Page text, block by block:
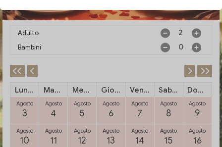
Adulto
Bambini
Lunedi Martedi Mercoledi Giovedi Venerdi Sabato Domenica
Agosto
3
Agosto
4
Agosto
5
Agosto
6
Agosto
7
Agosto
8
Agosto
9
Agosto
10
Agosto
11
Agosto
12
Agosto
13
Agosto
14
Agosto
15
Agosto
16